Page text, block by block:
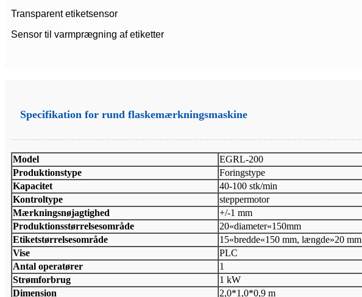
Transparent etiketsensor
Sensor til varmprægning af etiketter
Specifikation for rund flaskemærkningsmaskine
Model
EGRL-200
Produktionstype
Foringstype
Kapacitet
40-100 stk/min
Kontroltype
steppermotor
Mærkningsnøjagtighed
+/-1 mm
Produktionsstørrelsesområde
20«diameter«150mm
Etiketstørrelsesområde
15«bredde«150 mm, længde»20 mm
Vise
PLC
Antal operatører
1
Strømforbrug
1 kW
Dimension
2,0*1,0*0,9 m